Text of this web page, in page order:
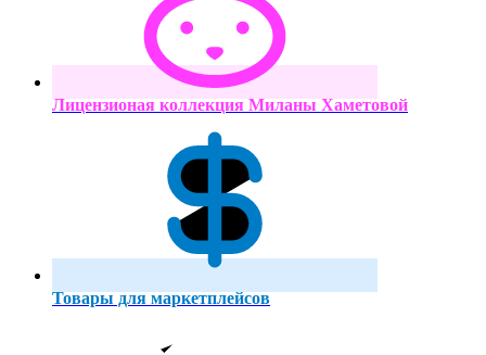
Лицензионая коллекция Миланы Хаметовой
Товары для маркетплейсов